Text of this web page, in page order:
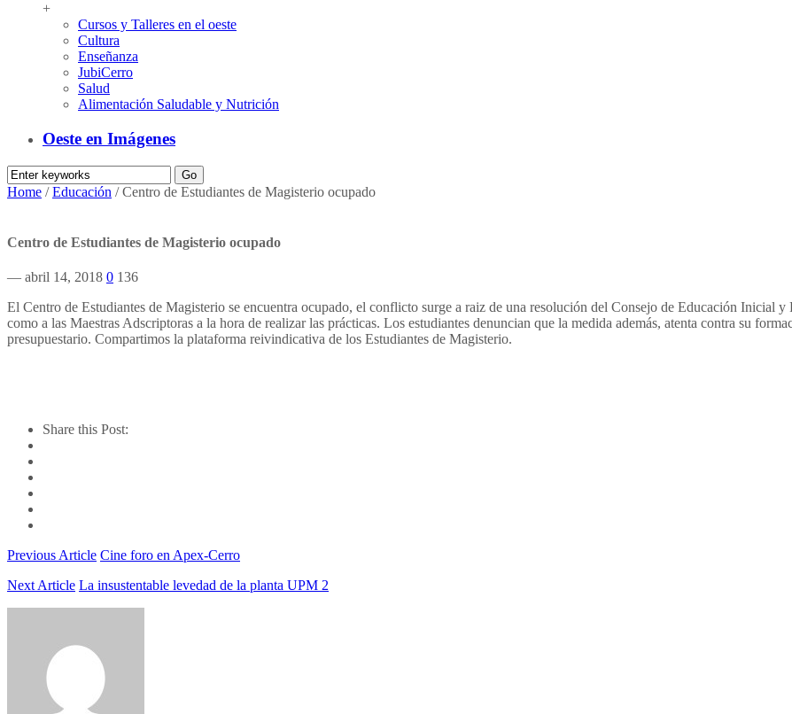
+
Cursos y Talleres en el oeste
Cultura
Enseñanza
JubiCerro
Salud
Alimentación Saludable y Nutrición
Oeste en Imágenes
Home /Educación /Centro de Estudiantes de Magisterio ocupado
Centro de Estudiantes de Magisterio ocupado
— abril 14, 2018 0 136
El Centro de Estudiantes de Magisterio se encuentra ocupado, el conflicto surge a raiz de una resolución del Consejo de Educación Inicial
como a las Maestras Adscriptoras a la hora de realizar las prácticas. Los estudiantes denuncian que la medida además, atenta contra su
presupuestario. Compartimos la plataforma reivindicativa de los Estudiantes de Magisterio.
Share this Post:
Previous Article Cine foro en Apex-Cerro
Next Article La insustentable levedad de la planta UPM 2